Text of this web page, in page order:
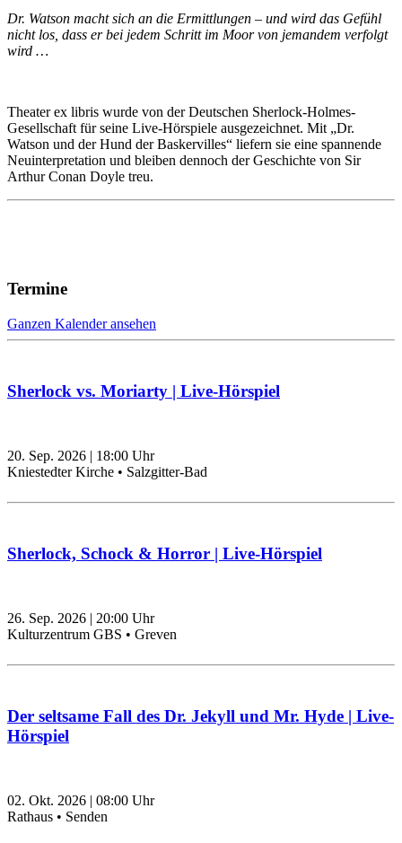
Dr. Watson macht sich an die Ermittlungen – und wird das Gefühl
nicht los, dass er bei jedem Schritt im Moor von jemandem verfolgt
wird …
Theater ex libris wurde von der Deutschen Sherlock-Holmes-
Gesellschaft für seine Live-Hörspiele ausgezeichnet. Mit „Dr.
Watson und der Hund der Baskervilles“ liefern sie eine spannende
Neuinterpretation und bleiben dennoch der Geschichte von Sir
Arthur Conan Doyle treu.
Termine
Ganzen Kalender ansehen
Sherlock vs. Moriarty | Live-Hörspiel
20. Sep. 2026 | 18:00 Uhr
Kniestedter Kirche • Salzgitter-Bad
Sherlock, Schock & Horror | Live-Hörspiel
26. Sep. 2026 | 20:00 Uhr
Kulturzentrum GBS • Greven
Der seltsame Fall des Dr. Jekyll und Mr. Hyde | Live-
Hörspiel
02. Okt. 2026 | 08:00 Uhr
Rathaus • Senden